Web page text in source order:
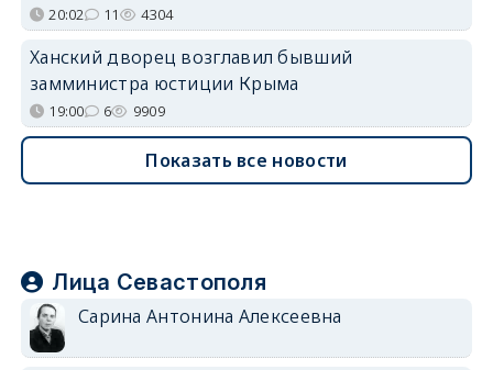
20:02 11 4304
Ханский дворец возглавил бывший
замминистра юстиции Крыма
19:00 6 9909
Показать все новости
Лица Севастополя
Сарина Антонина Алексеевна